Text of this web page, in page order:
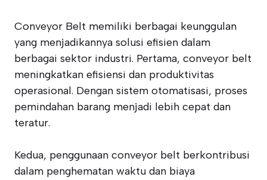
Conveyor Belt memiliki berbagai keunggulan
yang menjadikannya solusi efisien dalam
berbagai sektor industri. Pertama, conveyor belt
meningkatkan efisiensi dan produktivitas
operasional. Dengan sistem otomatisasi, proses
pemindahan barang menjadi lebih cepat dan
teratur.
Kedua, penggunaan conveyor belt berkontribusi
dalam penghematan waktu dan biaya